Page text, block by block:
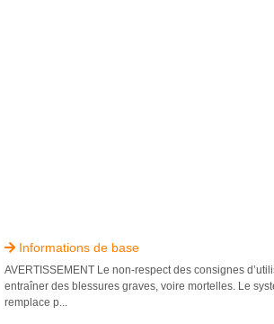
 Informations de base
AVERTISSEMENT Le non-respect des consignes
entraîner des blessures graves, voire mortelles. Le
remplace p...